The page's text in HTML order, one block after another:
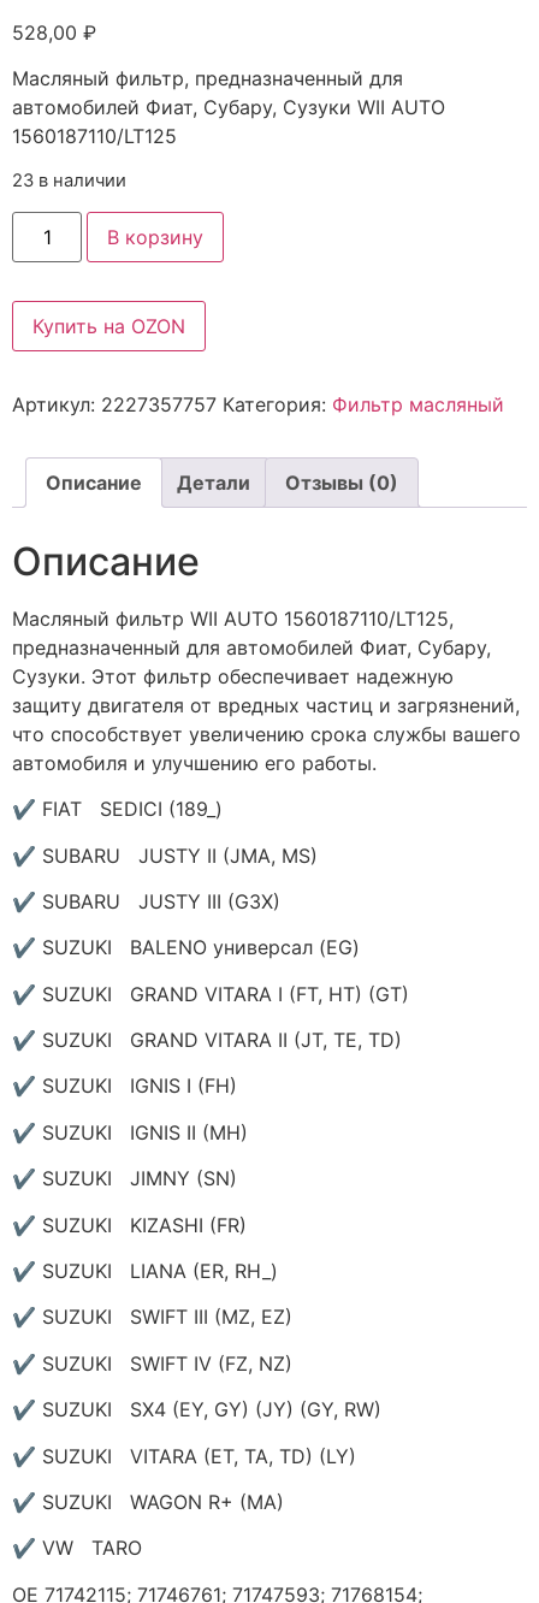
528,00 ₽
Масляный фильтр, предназначенный для
автомобилей Фиат, Субару, Сузуки WII AUTO
1560187110/LT125
23 в наличии
В корзину
Купить на OZON
Артикул: 2227357757 Категория: Фильтр масляный
Описание Детали Отзывы (0)
Описание
Масляный фильтр WII AUTO 1560187110/LT125,
предназначенный для автомобилей Фиат, Субару,
Сузуки. Этот фильтр обеспечивает надежную
защиту двигателя от вредных частиц и загрязнений,
что способствует увеличению срока службы вашего
автомобиля и улучшению его работы.
✔ FIAT SEDICI (189_)
✔ SUBARU JUSTY II (JMA, MS)
✔ SUBARU JUSTY III (G3X)
✔ SUZUKI BALENO универсал (EG)
✔ SUZUKI GRAND VITARA I (FT, HT) (GT)
✔ SUZUKI GRAND VITARA II (JT, TE, TD)
✔ SUZUKI IGNIS I (FH)
✔ SUZUKI IGNIS II (MH)
✔ SUZUKI JIMNY (SN)
✔ SUZUKI KIZASHI (FR)
✔ SUZUKI LIANA (ER, RH_)
✔ SUZUKI SWIFT III (MZ, EZ)
✔ SUZUKI SWIFT IV (FZ, NZ)
✔ SUZUKI SX4 (EY, GY) (JY) (GY, RW)
✔ SUZUKI VITARA (ET, TA, TD) (LY)
✔ SUZUKI WAGON R+ (MA)
✔ VW TARO
ОЕ 71742115; 71746761; 71747593; 71768154;